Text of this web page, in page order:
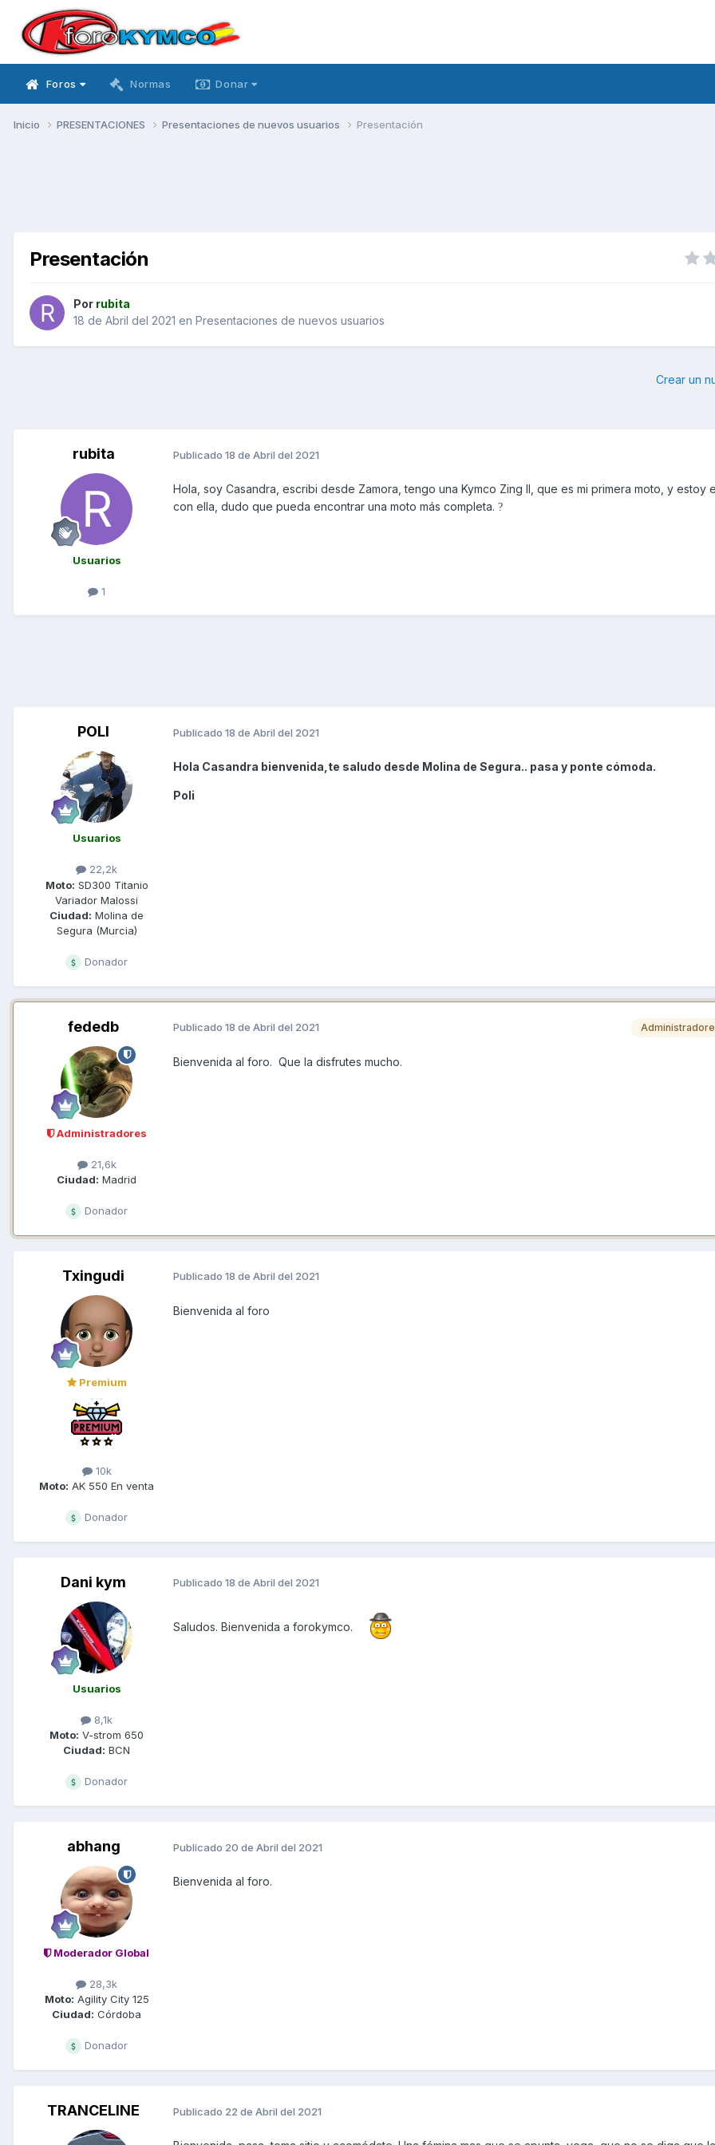
Foros Normas Donar
Inicio PRESENTACIONES Presentaciones de nuevos usuarios Presentación
Presentación
Por rubita
18 de Abril del 2021 en Presentaciones de nuevos usuarios
Crear un
rubita
Usuarios
1
Publicado 18 de Abril del 2021
Hola, soy Casandra, escribi desde Zamora, tengo una Kymco Zing II, que es mi primera moto, y estoy
con ella, dudo que pueda encontrar una moto más completa. ?
POLI
Usuarios
22,2k
Moto: SD300 Titanio
Variador Malossi
Ciudad: Molina de
Segura (Murcia)
Donador
Publicado 18 de Abril del 2021
Hola Casandra bienvenida,te saludo desde Molina de Segura.. pasa y ponte cómoda.
Poli
fededb
Administradores
21,6k
Ciudad: Madrid
Donador
Publicado 18 de Abril del 2021
Bienvenida al foro. Que la disfrutes mucho.
Txingudi
Premium
10k
Moto: AK 550 En venta
Donador
Publicado 18 de Abril del 2021
Bienvenida al foro
Dani kym
Usuarios
8,1k
Moto: V-strom 650
Ciudad: BCN
Donador
Publicado 18 de Abril del 2021
Saludos. Bienvenida a forokymco.
abhang
Moderador Global
28,3k
Moto: Agility City 125
Ciudad: Córdoba
Donador
Publicado 20 de Abril del 2021
Bienvenida al foro.
TRANCELINE Publicado 22 de Abril del 2021